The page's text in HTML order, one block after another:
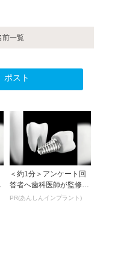
前一覧
ポスト
＜約1分＞アンケート回
答者へ歯科医師が監修し
たガイドブックをプレゼ
PR(あんしんインプラント)